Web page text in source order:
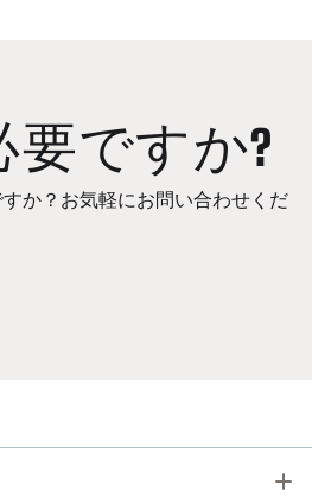
要ですか?
か？お気軽にお問い合わせくだ